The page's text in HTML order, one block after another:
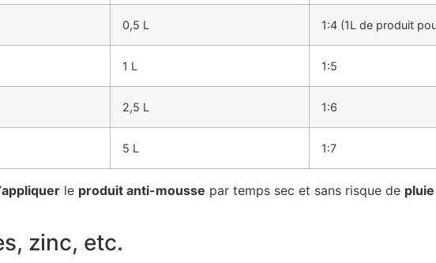
0,5 L 1:4 (1L de produit
1 L 1:5
2,5 L 1:6
5 L 1:7
appliquer le produit anti-mousse par temps sec et sans risque de pluie
zinc, etc.